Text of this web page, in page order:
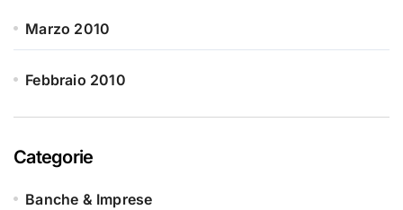
Marzo 2010
Febbraio 2010
Categorie
Banche & Imprese